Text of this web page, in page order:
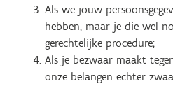
Als we jouw
hebben, maar je die wel
gerechtelijke procedure;
Als je bezwaar maakt
onze belangen echter